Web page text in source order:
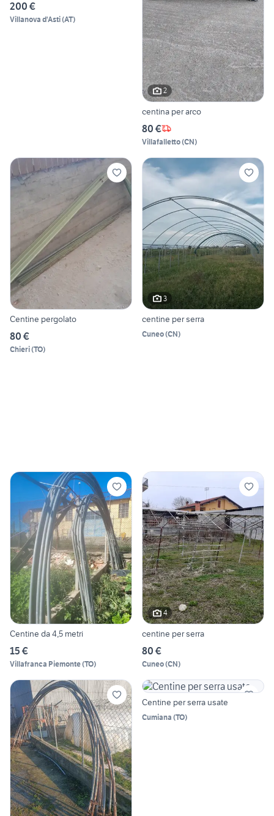
200 €
Villanova d'Asti(AT)
2
centina per arco
80 €
Villafalletto(CN)
Centine pergolato
80 €
Chieri(TO)
3
centine per serra
Cuneo(CN)
Centine da 4,5 metri
15 €
Villafranca Piemonte(TO)
4
centine per serra
80 €
Cuneo(CN)
Centine per serra usate
Cumiana (TO)